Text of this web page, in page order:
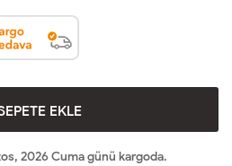
EKLE
2026 Cuma günü kargoda.